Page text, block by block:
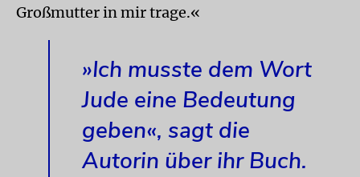
Großmutter in mir trage.«
»Ich musste dem Wort
Jude eine Bedeutung
geben«, sagt die
Autorin über ihr Buch.